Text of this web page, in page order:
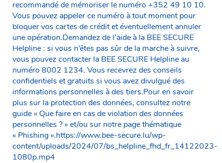
recommandé de mémoriser le numéro +352 49 10 10.
Vous pouvez appeler ce numéro à tout moment pour
bloquer vos cartes de crédit et éventuellement annuler
une opération.Demandez de l’aide à la BEE SECURE
Helpline : si vous n’êtes pas sûr de la marche à suivre,
vous pouvez contacter la BEE SECURE Helpline au
numéro 8002 1234. Vous recevrez des conseils
confidentiels et gratuits si vous avez divulgué des
informations personnelles à des tiers.Pour en savoir
plus sur la protection des données, consultez notre
guide « Que faire en cas de violation des données
personnelles ? » et/ou sur notre page thématique
« Phishing ».https://www.bee-secure.lu/wp-
content/uploads/2024/07/bs_helpline_fhd_fr_14122023-
1080p.mp4